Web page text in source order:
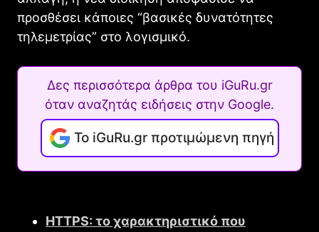
προσθέσει κάποιες “βασικές δυνατότητες
τηλεμετρίας” στο λογισμικό.
Δες περισσότερα άρθρα του iGuRu.gr
όταν αναζητάς ειδήσεις στην Google.
Το iGuRu.gr προτιμώμενη πηγή
HTTPS: το χαρακτηριστικό που